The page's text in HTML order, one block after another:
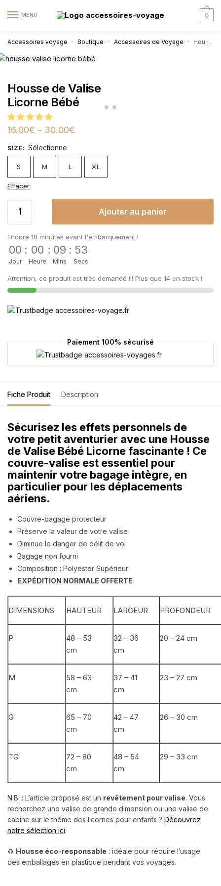
MENU 0
Accessoires voyage » Boutique » Accessoires de Voyage » Housse de Valise Licorne Bébé
Housse de Valise
Licorne Bébé
16.00€ – 30.00€
SIZE: Sélectionne
S M L XL
Effacer
Ajouter au panier
Encore 10 minutes avant l'embarquement !
00
Jour
: 00
Heure
: 09
Mins
: 52
Secs
Attention, ce produit est très demandé !!! Plus que 14 en stock !
Paiement 100% sécurisé
Fiche Produit Description
Sécurisez les effets personnels de
votre petit aventurier avec une Housse
de Valise Bébé Licorne fascinante ! Ce
couvre-valise est essentiel pour
maintenir votre bagage intègre, en
particulier pour les déplacements
aériens.
Couvre-bagage protecteur
Préserve la valeur de votre valise
Diminue le danger de délit de vol
Bagage non fourni
Composition : Polyester Supérieur
EXPÉDITION NORMALE OFFERTE
DIMENSIONS HAUTEUR LARGEUR PROFONDEUR
P
48 – 53
cm
32 – 36
cm
20 – 24 cm
M
58 – 63
cm
37 – 41
cm
23 – 27 cm
G
65 – 70
cm
42 – 47
cm
26 – 30 cm
TG
72 – 80
cm
48 – 54
cm
29 – 33 cm
N.B. : L’article proposé est un revêtement pour valise. Vous
recherchez une valise de grande dimension ou une valise de
cabine sur le thème des licornes pour enfants ? Découvrez
notre sélection ici.
♻️ Housse éco-responsable : idéale pour réduire l’usage
des emballages en plastique pendant vos voyages.